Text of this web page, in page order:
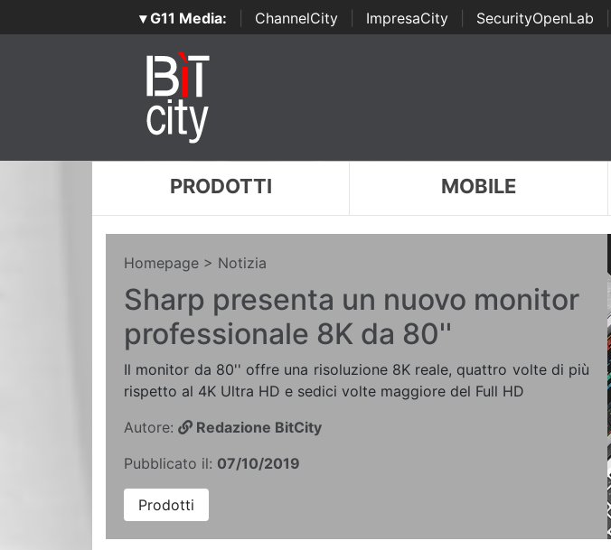
▾ G11 Media: ChannelCity ImpresaCity SecurityOpenLab
Awards
PRODOTTI MOBILE
Homepage > Notizia
Sharp presenta un nuovo monitor
professionale 8K da 80''
Il monitor da 80'' offre una risoluzione 8K reale, quattro volte di più
rispetto al 4K Ultra HD e sedici volte maggiore del Full HD
Autore:
Redazione BitCity
Pubblicato il: 07/10/2019
Prodotti